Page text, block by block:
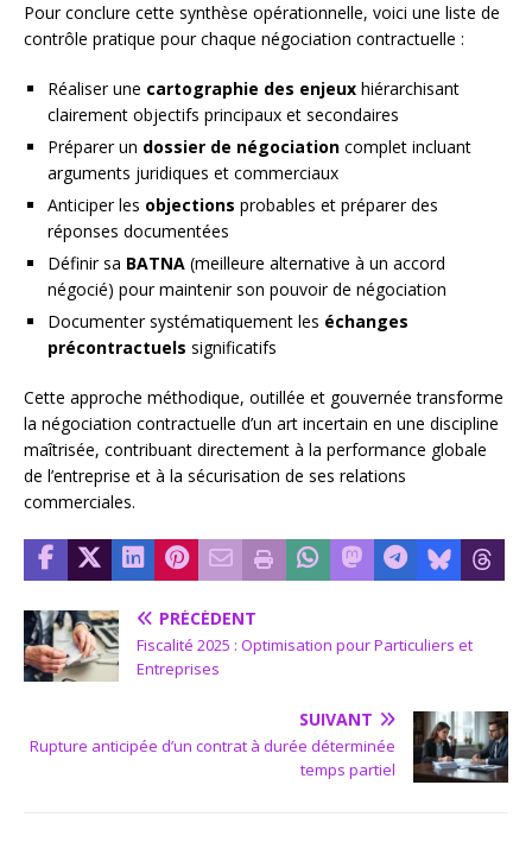
Pour conclure cette synthèse opérationnelle, voici une liste de
contrôle pratique pour chaque négociation contractuelle :
Réaliser une cartographie des enjeux hiérarchisant
clairement objectifs principaux et secondaires
Préparer un dossier de négociation complet incluant
arguments juridiques et commerciaux
Anticiper les objections probables et préparer des
réponses documentées
Définir sa BATNA (meilleure alternative à un accord
négocié) pour maintenir son pouvoir de négociation
Documenter systématiquement les échanges
précontractuels significatifs
Cette approche méthodique, outillée et gouvernée transforme
la négociation contractuelle d’un art incertain en une discipline
maîtrisée, contribuant directement à la performance globale
de l’entreprise et à la sécurisation de ses relations
commerciales.
PRÉCÉDENT
Fiscalité 2025 : Optimisation pour Particuliers et
Entreprises
SUIVANT
Rupture anticipée d’un contrat à durée déterminée
temps partiel